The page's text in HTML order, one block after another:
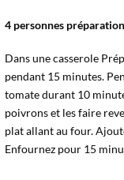
4 personnes
Dans une casserole
pendant 15 minutes.
tomate durant 10
poivrons et les faire
plat allant au four.
Enfournez pour 15